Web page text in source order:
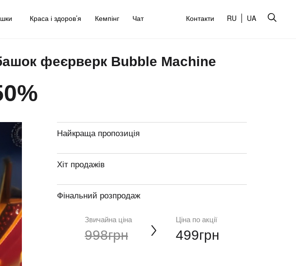
Краса і здоров’я Кемпінг Чат Контакти RU UA
феєрверк Bubble Machine
Найкраща пропозиція
Хіт продажів
Фінальний розпродаж
Звичайна ціна
998грн
Ціна по акції
499грн